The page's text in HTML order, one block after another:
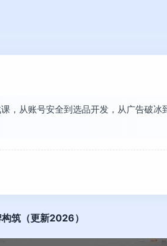
，从账号安全到选品开发，从广告破冰
筑（更新2026）